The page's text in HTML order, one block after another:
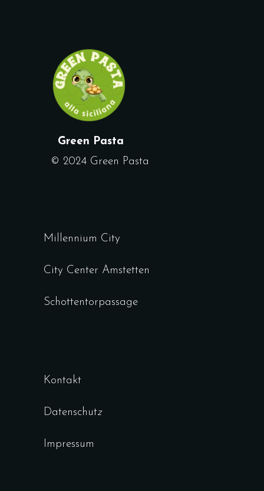
Green Pasta
© 2024 Green Pasta
Millennium City
City Center Amstetten
Schottentorpassage
Kontakt
Datenschutz
Impressum